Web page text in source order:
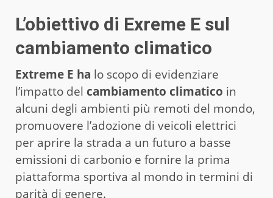
L’obiettivo di Exreme E sul
cambiamento climatico
Extreme E ha lo scopo di evidenziare
l’impatto del cambiamento climatico in
alcuni degli ambienti più remoti del mondo,
promuovere l’adozione di veicoli elettrici
per aprire la strada a un futuro a basse
emissioni di carbonio e fornire la prima
piattaforma sportiva al mondo in termini di
parità di genere.